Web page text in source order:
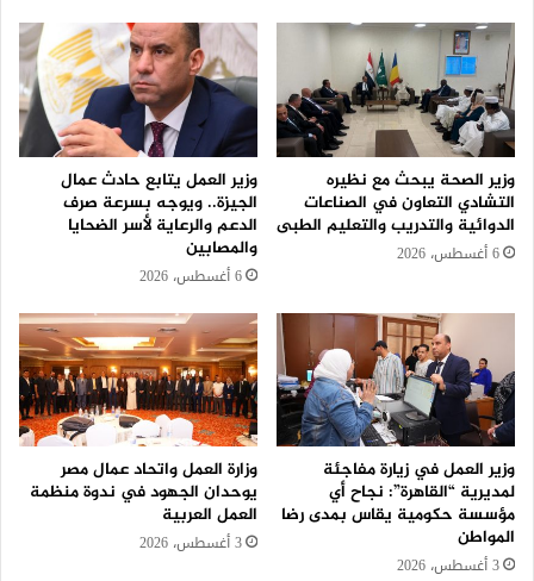
وزير الصحة يبحث مع نظيره
التشادي التعاون في الصناعات
الدوائية والتدريب والتعليم الطبى
6 أغسطس، 2026
وزير العمل يتابع حادث عمال
الجيزة.. ويوجه بسرعة صرف
الدعم والرعاية لأسر الضحايا
والمصابين
6 أغسطس، 2026
وزير العمل في زيارة مفاجئة
لمديرية “القاهرة”: نجاح أي
مؤسسة حكومية يقاس بمدى رضا
المواطن
3 أغسطس، 2026
وزارة العمل واتحاد عمال مصر
يوحدان الجهود في ندوة منظمة
العمل العربية
3 أغسطس، 2026